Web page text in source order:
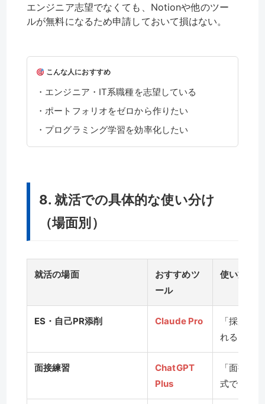
エンジニア志望でなくても、Notionや他のツー
ルが無料になるため申請しておいて損はない。
こんな人におすすめ
・エンジニア・IT系職種を志望している
・ポートフォリオをゼロから作りたい
・プログラミング学習を効率化したい
8. 就活での具体的な使い分け
（場面別）
就活の場面
おすすめツ
ール
使い方の
ES・自己PR添削 Claude Pro
「採用担
れる
面接練習
ChatGPT
Plus
「面接官
式で